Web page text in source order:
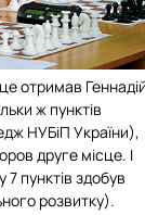
отримав
ж пунктів
НУБіП України),
друге місце. І
7 пунктів здобув
розвитку).